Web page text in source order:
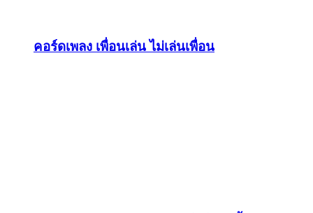
คอร์ดเพลง เพื่อนเล่น ไม่เล่นเพื่อน